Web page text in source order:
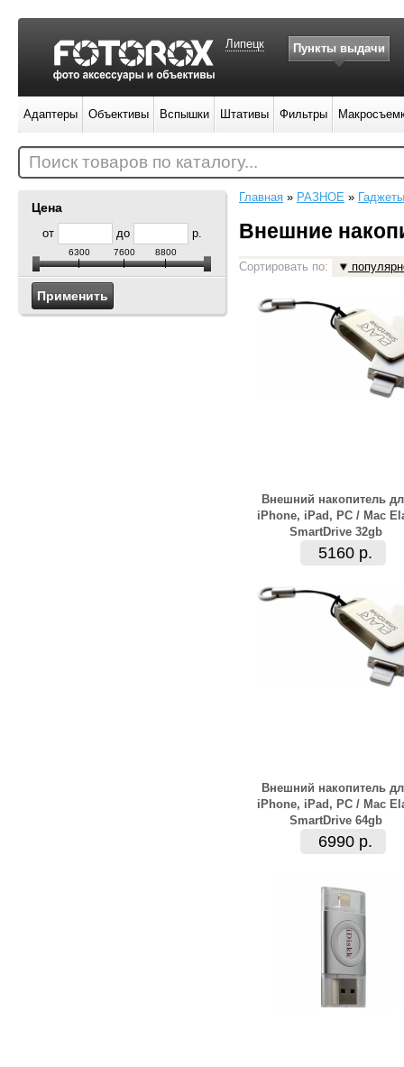
Цена
от до р.
6300 7600 8800
Главная » РАЗНОЕ » Гаджеты
Внешние
Сортировать по:
Внешний накопитель
iPhone, iPad, PC / Mac
SmartDrive 32gb
5160 р.
Внешний накопитель
iPhone, iPad, PC / Mac
SmartDrive 64gb
6990 р.
Липецк Пункты выдачи
Адаптеры Объективы Вспышки Штативы Фильтры
Поиск товаров по каталогу...